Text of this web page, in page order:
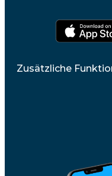
Zusätzliche